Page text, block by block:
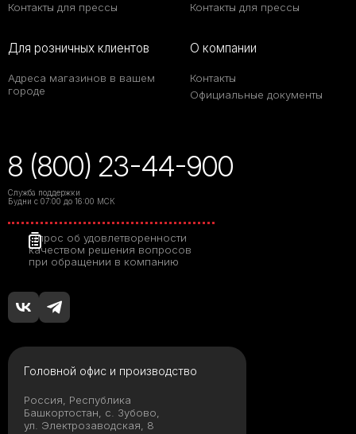
Контакты для прессы
Контакты для прессы
Для розничных клиентов
Адреса магазинов в вашем
городе
О компании
Контакты
Официальные документы
8 (800) 23-44-900
Служба поддержки
Будни с 07:00 до 16:00 МСК
Опрос об удовлетворенности
качеством решения вопросов
при обращении в компанию
Головной офис и производство
Россия, Республика
Башкортостан, с. Зубово,
ул. Электрозаводская, 8